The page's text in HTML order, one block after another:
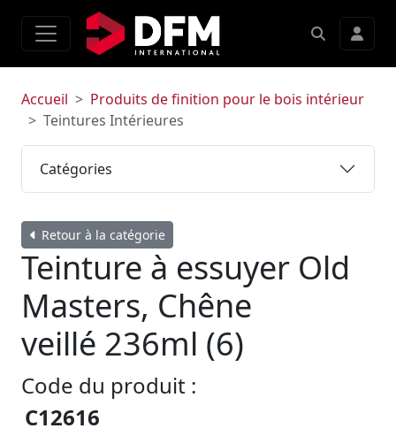
Catégories
Accueil
Produits de finition pour le bois intérieur
Teintures Intérieures
Retour à la catégorie
Teinture à essuyer Old
Masters, Chêne
veillé 236ml (6)
Code du produit :
C12616